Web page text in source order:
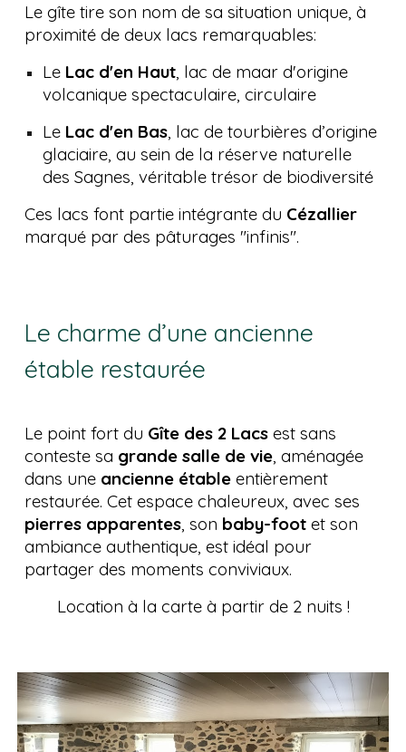
Le gîte tire son nom de sa situation unique, à
proximité de deux lacs remarquables:
Le Lac d'en Haut, lac de maar d'origine
volcanique spectaculaire, circulaire
Le Lac d'en Bas, lac de tourbières d’origine
glaciaire, au sein de la réserve naturelle
des Sagnes, véritable trésor de biodiversité
Ces lacs font partie intégrante du Cézallier
marqué par des pâturages "infinis".
Le charme d’une ancienne
étable restaurée
Le point fort du Gîte des 2 Lacs est sans
conteste sa grande salle de vie, aménagée
dans une ancienne étable entièrement
restaurée. Cet espace chaleureux, avec ses
pierres apparentes, son baby-foot et son
ambiance authentique, est idéal pour
partager des moments conviviaux.
Location à la carte à partir de 2 nuits !